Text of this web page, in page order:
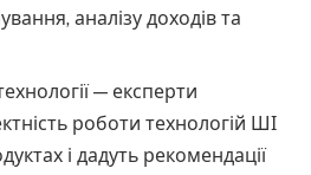
аналізу доходів та
— експерти
роботи технологій ШІ
і дадуть рекомендації